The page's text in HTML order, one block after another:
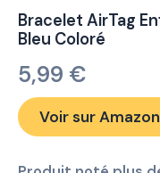
Bracelet AirTag
Bleu Coloré
5,99 €
Voir sur Amazon